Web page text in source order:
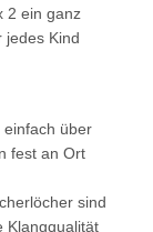
2 ein ganz
jedes Kind
einfach über
fest an Ort
sind
Klangqualität